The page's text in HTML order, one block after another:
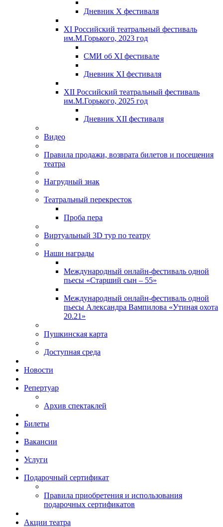
Дневник X фестиваля
XI Российский театральный фестиваль
им.М.Горького, 2023 год
СМИ об XI фестивале
Дневник XI фестиваля
XII Российский театральный фестиваль
им.М.Горького, 2025 год
Дневник XII фестиваля
Видео
Правила продажи, возврата билетов и посещения
театра
Нагрудный знак
Театральный перекресток
Проба пера
Виртуальный 3D тур по театру
Наши награды
Международный онлайн-фестиваль одной
пьесы «Старший сын – 55»
Международный онлайн-фестиваль одной
пьесы Александра Вампилова «Утиная охота
20.21»
Пушкинская карта
Доступная среда
Новости
Репертуар
Архив спектаклей
Билеты
Вакансии
Услуги
Подарочный сертификат
Правила приобретения и использования
подарочных сертификатов
Акции театра